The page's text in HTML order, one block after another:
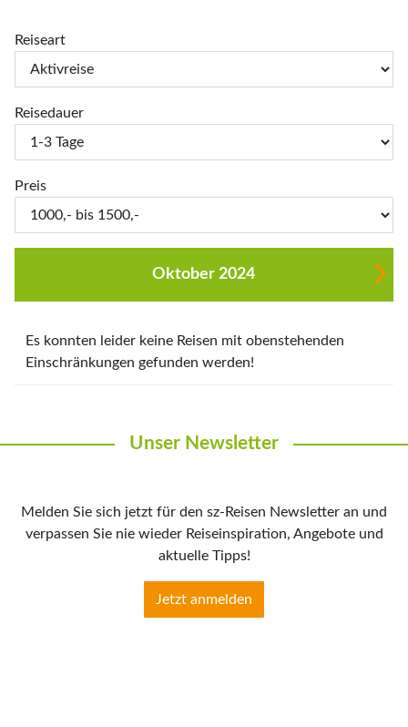
Reiseart
Reisedauer
Preis
Oktober 2024
Es konnten leider keine Reisen mit obenstehenden
Einschränkungen gefunden werden!
Unser Newsletter
Melden Sie sich jetzt für den sz-Reisen Newsletter an und
verpassen Sie nie wieder Reiseinspiration, Angebote und
aktuelle Tipps!
Jetzt anmelden